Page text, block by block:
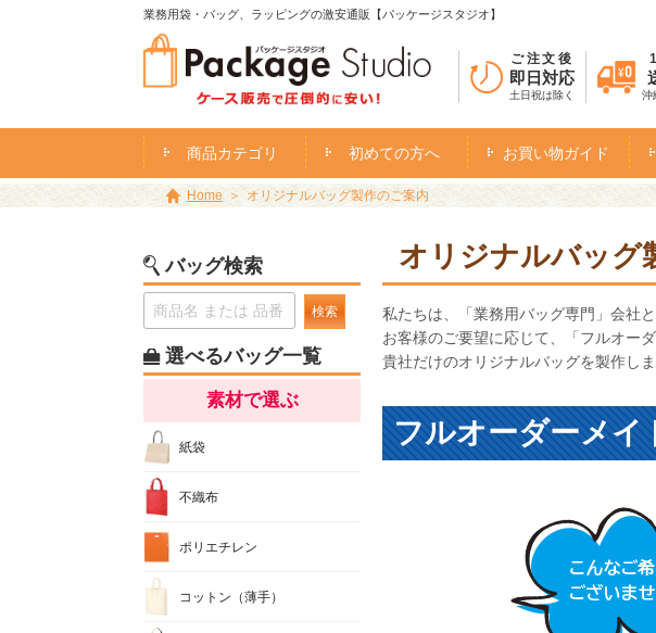
業務用袋・バッグ、ラッピングの激安通販【パッケージスタジオ】
ご注文後
即日対応
土日祝は除く 沖
商品カテゴリ 初めての方へ お買い物ガイド
Home オリジナルバッグ製作のご案内
オリジナルバッグ
私たちは、「業務用バッグ専門」会社
お客様のご要望に応じて、「フルオー
貴社だけのオリジナルバッグを製作しま
フルオーダーメイ
バッグ検索
検索
選べるバッグ一覧
素材で選ぶ
紙袋
不織布
ポリエチレン
コットン（薄手）